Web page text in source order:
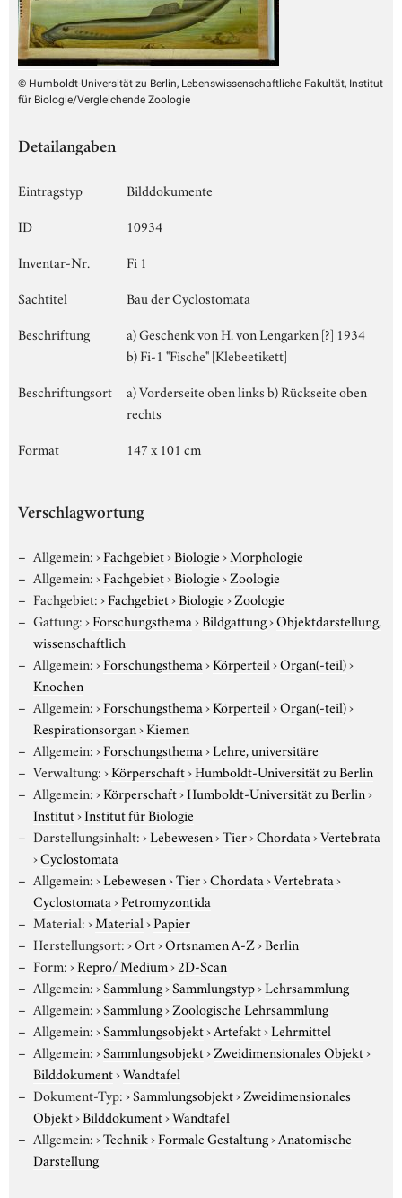
© Humboldt-Universität zu Berlin, Lebenswissenschaftliche Fakultät, Institut
für Biologie/Vergleichende Zoologie
Detailangaben
Eintragstyp
Bilddokumente
ID
10934
Inventar-Nr.
Fi 1
Sachtitel
Bau der Cyclostomata
Beschriftung
a) Geschenk von H. von Lengarken [?] 1934
b) Fi-1 "Fische" [Klebeetikett]
Beschriftungsort
a) Vorderseite oben links b) Rückseite oben
rechts
Format
147 x 101 cm
Verschlagwortung
Allgemein:›Fachgebiet›Biologie›Morphologie
Allgemein:›Fachgebiet›Biologie›Zoologie
Fachgebiet:›Fachgebiet›Biologie›Zoologie
Gattung:›Forschungsthema›Bildgattung›Objektdarstellung,
wissenschaftlich
Allgemein:›Forschungsthema›Körperteil›Organ(-teil)›
Knochen
Allgemein:›Forschungsthema›Körperteil›Organ(-teil)›
Respirationsorgan›Kiemen
Allgemein:›Forschungsthema›Lehre, universitäre
Verwaltung:›Körperschaft›Humboldt-Universität zu Berlin
Allgemein:›Körperschaft›Humboldt-Universität zu Berlin›
Institut›Institut für Biologie
Darstellungsinhalt:›Lebewesen›Tier›Chordata›Vertebrata
›Cyclostomata
Allgemein:›Lebewesen›Tier›Chordata›Vertebrata›
Cyclostomata›Petromyzontida
Material:›Material›Papier
Herstellungsort:›Ort›Ortsnamen A-Z›Berlin
Form:›Repro/ Medium›2D-Scan
Allgemein:›Sammlung›Sammlungstyp›Lehrsammlung
Allgemein:›Sammlung›Zoologische Lehrsammlung
Allgemein:›Sammlungsobjekt›Artefakt›Lehrmittel
Allgemein:›Sammlungsobjekt›Zweidimensionales Objekt›
Bilddokument›Wandtafel
Dokument-Typ:›Sammlungsobjekt›Zweidimensionales
Objekt›Bilddokument›Wandtafel
Allgemein:›Technik›Formale Gestaltung›Anatomische
Darstellung